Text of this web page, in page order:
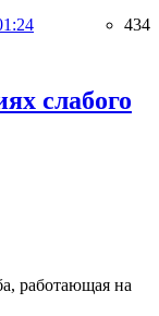
434
слабого
работающая на